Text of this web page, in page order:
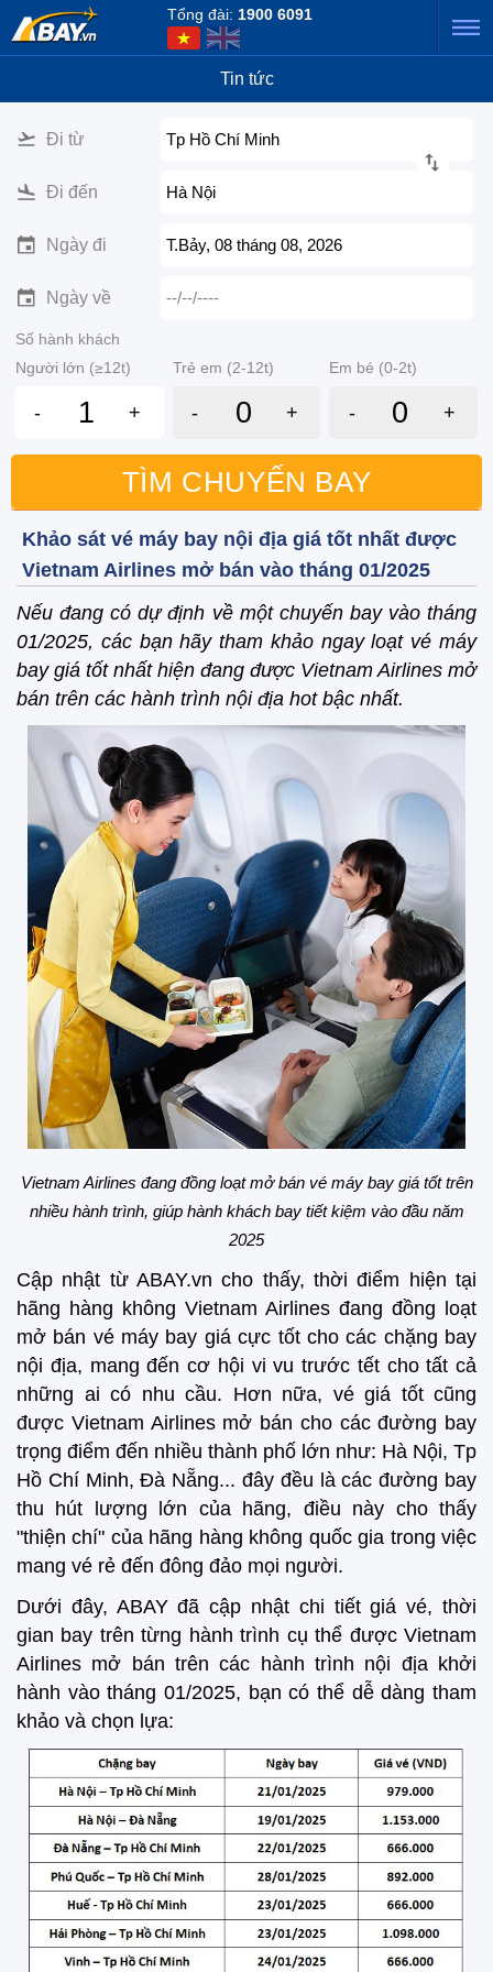
Tổng đài: 1900 6091
Tin tức
Đi từ Tp Hồ Chí Minh
Đi đến Hà Nội
Ngày đi T.Bảy, 08 tháng 08, 2026
Ngày về --/--/----
Số hành khách
Người lớn (≥12t)
Trẻ em (2-12t) Em bé (0-2t)
- + - + - +
TÌM CHUYẾN BAY
Khảo sát vé máy bay nội địa giá tốt nhất được
Vietnam Airlines mở bán vào tháng 01/2025
Nếu đang có dự định về một chuyến bay vào tháng
01/2025, các bạn hãy tham khảo ngay loạt vé máy
bay giá tốt nhất hiện đang được Vietnam Airlines mở
bán trên các hành trình nội địa hot bậc nhất.
Vietnam Airlines đang đồng loạt mở bán vé máy bay giá tốt trên
nhiều hành trình, giúp hành khách bay tiết kiệm vào đầu năm
2025
Cập nhật từ ABAY.vn cho thấy, thời điểm hiện tại
hãng hàng không Vietnam Airlines đang đồng loạt
mở bán vé máy bay giá cực tốt cho các chặng bay
nội địa, mang đến cơ hội vi vu trước tết cho tất cả
những ai có nhu cầu. Hơn nữa, vé giá tốt cũng
được Vietnam Airlines mở bán cho các đường bay
trọng điểm đến nhiều thành phố lớn như: Hà Nội, Tp
Hồ Chí Minh, Đà Nẵng... đây đều là các đường bay
thu hút lượng lớn của hãng, điều này cho thấy
"thiện chí" của hãng hàng không quốc gia trong việc
mang vé rẻ đến đông đảo mọi người.
Dưới đây, ABAY đã cập nhật chi tiết giá vé, thời
gian bay trên từng hành trình cụ thể được Vietnam
Airlines mở bán trên các hành trình nội địa khởi
hành vào tháng 01/2025, bạn có thể dễ dàng tham
khảo và chọn lựa: